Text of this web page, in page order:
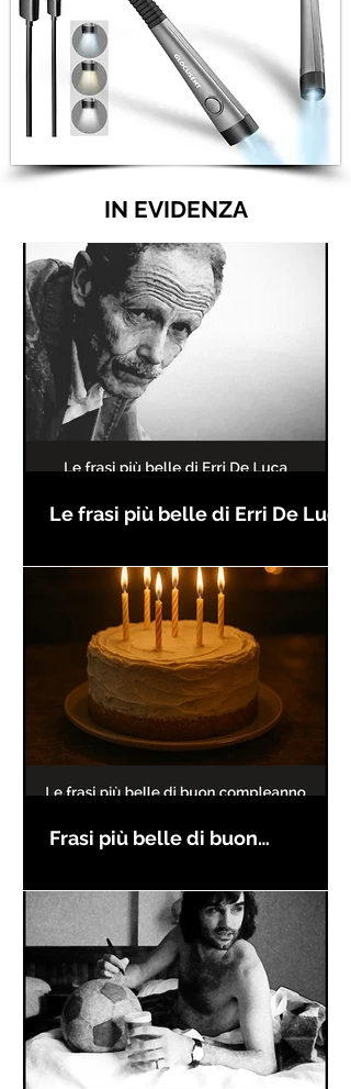
IN EVIDENZA
Le frasi più belle di Erri De Luca
Frasi più belle di buon